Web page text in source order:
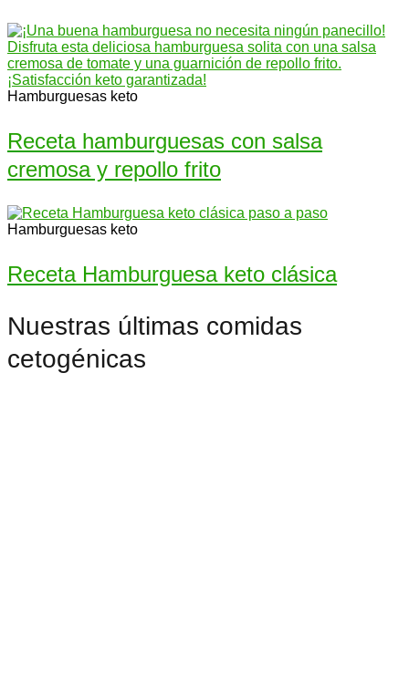
Hamburguesas keto
Receta hamburguesas con salsa
cremosa y repollo frito
Hamburguesas keto
Receta Hamburguesa keto clásica
Nuestras últimas comidas
cetogénicas